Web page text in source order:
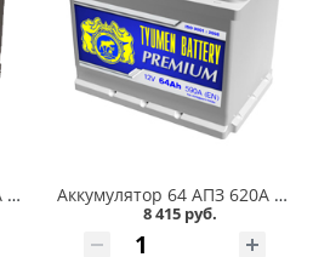
Аккумулятор 60 АПЗ 550А в Омске Аккумулятор 64 АПЗ 620А в Омске
8 415 руб.